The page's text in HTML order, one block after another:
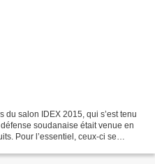
du salon IDEX 2015, qui s’est tenu
soudanaise était venue en
Pour l’essentiel, ceux-ci se